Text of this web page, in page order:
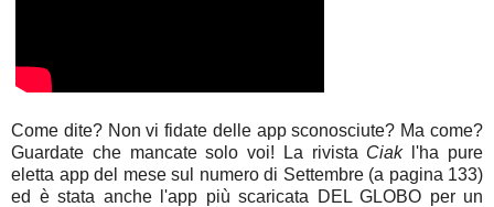
Come dite? Non vi fidate delle app sconosciute? Ma come?
Guardate che mancate solo voi! La rivista Ciak
l'ha pure
eletta app del mese sul numero di Settembre (a pagina 133)
ed è stata anche l'app più scaricata DEL GLOBO per un